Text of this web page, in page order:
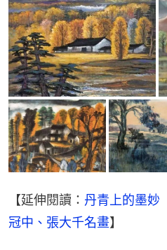
【延伸閱讀： 丹青上的墨妙
冠中、張大千名畫】